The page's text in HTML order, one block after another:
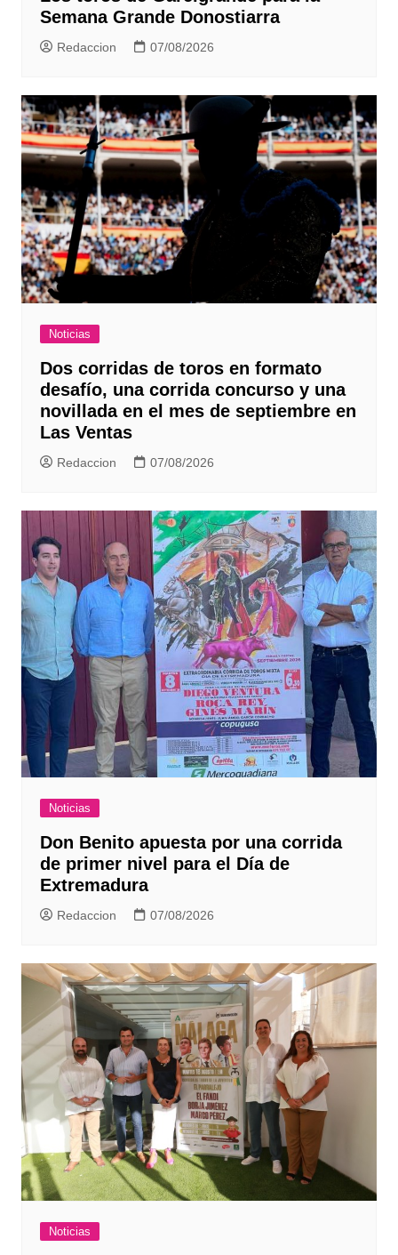
Semana Grande Donostiarra
Redaccion 07/08/2026
Noticias
Dos corridas de toros en formato
desafío, una corrida concurso y una
novillada en el mes de septiembre en
Las Ventas
Redaccion 07/08/2026
Noticias
Don Benito apuesta por una corrida
de primer nivel para el Día de
Extremadura
Redaccion 07/08/2026
Noticias